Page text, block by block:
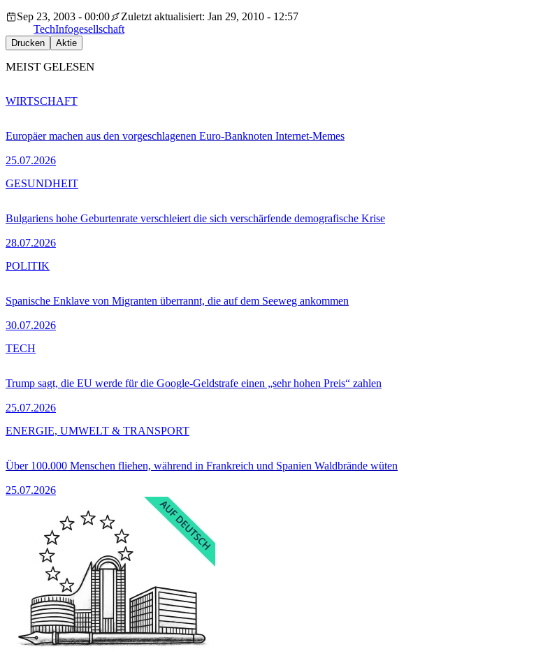
Sep 23, 2003 - 00:00
Zuletzt aktualisiert: Jan 29, 2010 - 12:57
TechInfogesellschaft
Drucken Aktie
MEIST GELESEN
Europäer machen aus den vorgeschlagenen Euro-Banknoten Internet-Memes
25.07.2026
WIRTSCHAFT
Bulgariens hohe Geburtenrate verschleiert die sich verschärfende demografische Krise
28.07.2026
GESUNDHEIT
Spanische Enklave von Migranten überrannt, die auf dem Seeweg ankommen
30.07.2026
POLITIK
Trump sagt, die EU werde für die Google-Geldstrafe einen „sehr hohen Preis“ zahlen
25.07.2026
TECH
Über 100.000 Menschen fliehen, während in Frankreich und Spanien Waldbrände wüten
25.07.2026
ENERGIE, UMWELT & TRANSPORT